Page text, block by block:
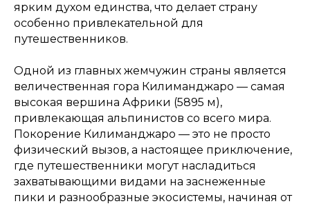
ярким духом единства, что делает страну
особенно привлекательной для
путешественников.
Одной из главных жемчужин страны является
величественная гора Килиманджаро — самая
высокая вершина Африки (5895 м),
привлекающая альпинистов со всего мира.
Покорение Килиманджаро — это не просто
физический вызов, а настоящее приключение,
где путешественники могут насладиться
захватывающими видами на заснеженные
пики и разнообразные экосистемы, начиная от